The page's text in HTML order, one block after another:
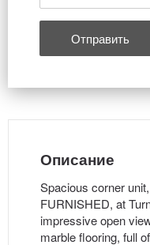
Описание
Spacious corner
FURNISHED, at
impressive open
marble flooring, full